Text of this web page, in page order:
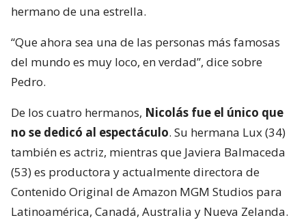
hermano de una estrella.
“Que ahora sea una de las personas más famosas
del mundo es muy loco, en verdad”, dice sobre
Pedro.
De los cuatro hermanos, Nicolás fue el único que
no se dedicó al espectáculo. Su hermana Lux (34)
también es actriz, mientras que Javiera Balmaceda
(53) es productora y actualmente directora de
Contenido Original de Amazon MGM Studios para
Latinoamérica, Canadá, Australia y Nueva Zelanda.